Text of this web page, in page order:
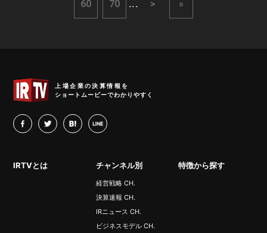
60 70 ... > »
IRTV
上場企業の決算情報を
ショートムービーでわかりやすく
facebook
twitterhatenaLINE
IRTVとは チャンネル別
経営戦略 CH.
決算速報 CH.
IRニュース CH.
ビジネスモデル CH.
特徴から探す